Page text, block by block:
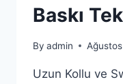
Baskı
By admin
Uzun Kollu ve